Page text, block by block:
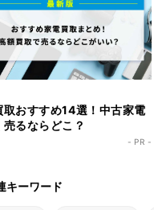
取おすすめ14選！中古家電
売るならどこ？
- PR -
キーワード